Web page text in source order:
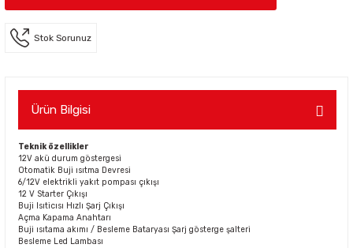
Stok Sorunuz
Ürün Bilgisi
Teknik özellikler
12V akü durum göstergesi
Otomatik Buji ısıtma Devresi
6/12V elektrikli yakıt pompası çıkışı
12 V Starter Çıkışı
Buji Isıticısı Hızlı Şarj Çıkışı
Açma Kapama Anahtarı
Buji ısıtama akımı / Besleme Bataryası Şarj gösterge şalteri
Besleme Led Lambası